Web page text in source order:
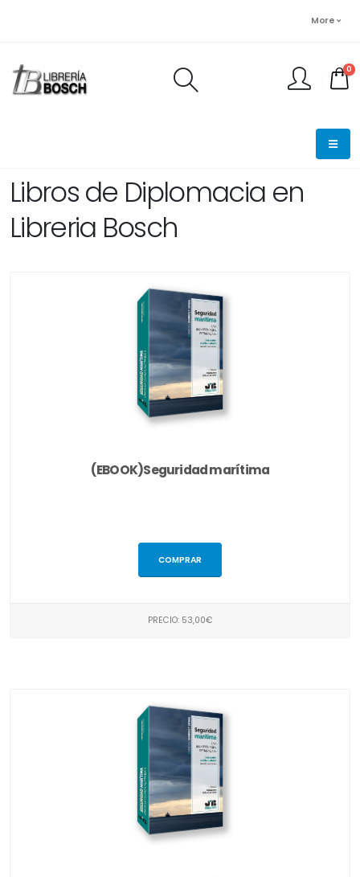
More
0
Libros de Diplomacia en
Libreria Bosch
(EBOOK)Seguridad marítima
COMPRAR
PRECIO: 53,00€